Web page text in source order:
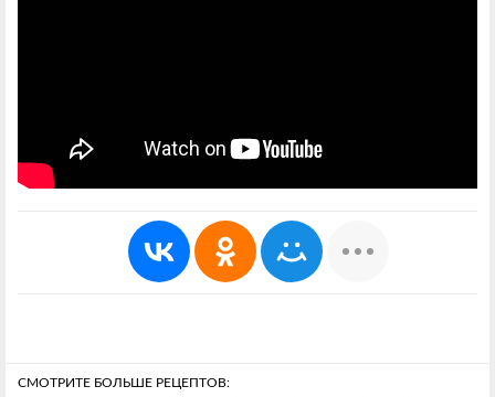
СМОТРИТЕ БОЛЬШЕ РЕЦЕПТОВ: